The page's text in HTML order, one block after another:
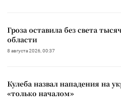
Гроза оставила без света
области
8 августа 2026, 00:37
Кулеба назвал нападения на
«только началом»